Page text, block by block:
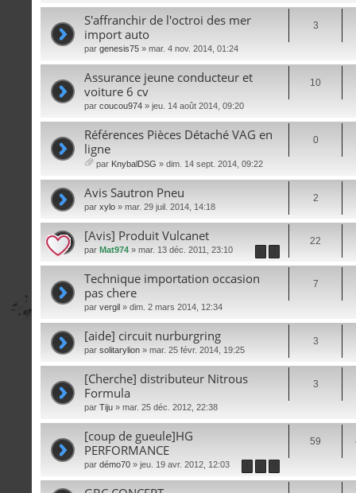
S'affranchir de l'octroi des mer
import auto
par genesis75 » mar. 4 nov. 2014, 01:24
3
Assurance jeune conducteur et
voiture 6 cv
par coucou974 » jeu. 14 août 2014, 09:20
10
Références Pièces Détaché VAG en
ligne
ce
s
joi
nt
es
par KnybalDSG » dim. 14 sept. 2014, 09:22
0
Avis Sautron Pneu
par xylo » mar. 29 juil. 2014, 14:18
2
[Avis] Produit Vulcanet
par Mat974 » mar. 13 déc. 2011, 23:10
22
Technique importation occasion
pas chere
par vergil » dim. 2 mars 2014, 12:34
7
[aide] circuit nurburgring
par solitarylion » mar. 25 févr. 2014, 19:25
3
[Cherche] distributeur Nitrous
Formula
par Tiju » mar. 25 déc. 2012, 22:38
3
[coup de gueule]HG
PERFORMANCE
par démo70 » jeu. 19 avr. 2012, 12:03
59